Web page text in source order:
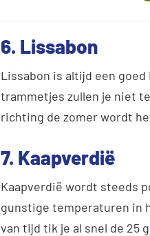
6. Lissabon
Lissabon is altijd een
trammetjes zullen je niet
richting de zomer wordt
7. Kaapverdië
Kaapverdië wordt steeds
gunstige temperaturen in
van tijd tik je al snel de 25